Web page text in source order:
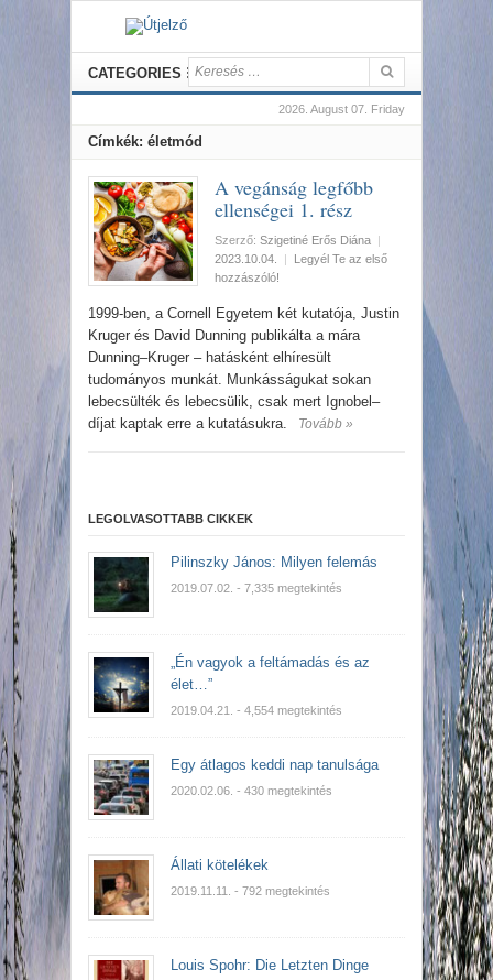
CATEGORIES
2026. August 07. Friday
Címkék: életmód
A vegánság legfőbb
ellenségei 1. rész
Szerző: Szigetiné Erős Diána |
2023.10.04.
|
Legyél Te az első
hozzászóló!
1999-ben, a Cornell Egyetem két kutatója, Justin
Kruger és David Dunning publikálta a mára
Dunning–Kruger – hatásként elhíresült
tudományos munkát. Munkásságukat sokan
lebecsülték és lebecsülik, csak mert Ignobel–
díjat kaptak erre a kutatásukra.
Tovább »
LEGOLVASOTTABB CIKKEK
Pilinszky János: Milyen felemás
2019.07.02. - 7,335 megtekintés
„Én vagyok a feltámadás és az
élet…”
2019.04.21. - 4,554 megtekintés
Egy átlagos keddi nap tanulsága
2020.02.06. - 430 megtekintés
Állati kötelékek
2019.11.11. - 792 megtekintés
Louis Spohr: Die Letzten Dinge